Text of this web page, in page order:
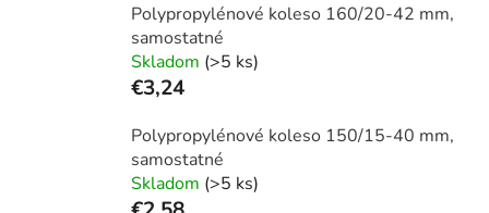
Polypropylénové koleso 160/20-42 mm,
samostatné
Skladom (>5 ks)
€3,24
Polypropylénové koleso 150/15-40 mm,
samostatné
Skladom (>5 ks)